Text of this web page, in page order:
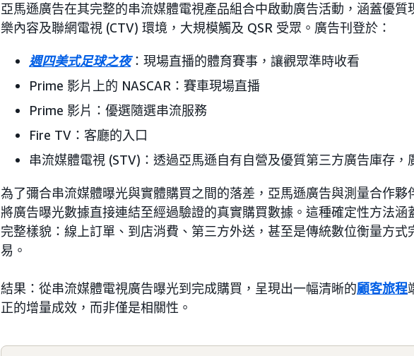
亞馬遜廣告在其完整的串流媒體電視產品組合中啟動廣告活動，涵蓋優質
樂內容及聯網電視 (CTV) 環境，大規模觸及 QSR 受眾。廣告刊登於：
週四美式足球之夜：現場直播的體育賽事，讓觀眾準時收看
Prime 影片上的 NASCAR：賽車現場直播
Prime 影片：優選隨選串流服務
Fire TV：客廳的入口
串流媒體電視 (STV)：透過亞馬遜自有自營及優質第三方廣告庫存，
為了彌合串流媒體曝光與實體購買之間的落差，亞馬遜廣告與測量合作夥
將廣告曝光數據直接連結至經過驗證的真實購買數據。這種確定性方法涵
完整樣貌：線上訂單、到店消費、第三方外送，甚至是傳統數位衡量方式
易。
結果：從串流媒體電視廣告曝光到完成購買，呈現出一幅清晰的顧客旅程
正的增量成效，而非僅是相關性。